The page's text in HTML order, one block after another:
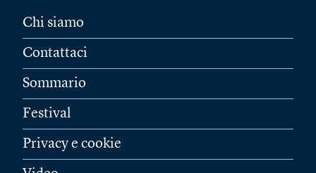
Chi siamo
Contattaci
Sommario
Festival
Privacy e cookie